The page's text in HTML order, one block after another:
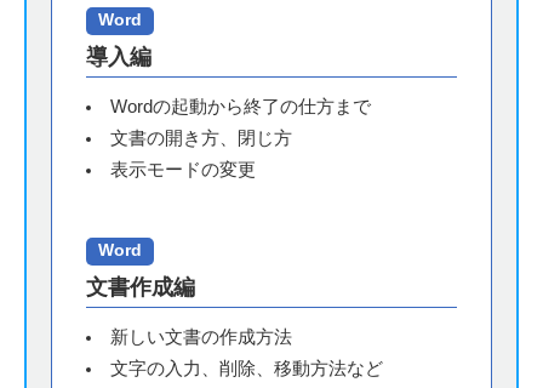
Word
導入編
Wordの起動から終了の仕方まで
文書の開き方、閉じ方
表示モードの変更
Word
文書作成編
新しい文書の作成方法
文字の入力、削除、移動方法など